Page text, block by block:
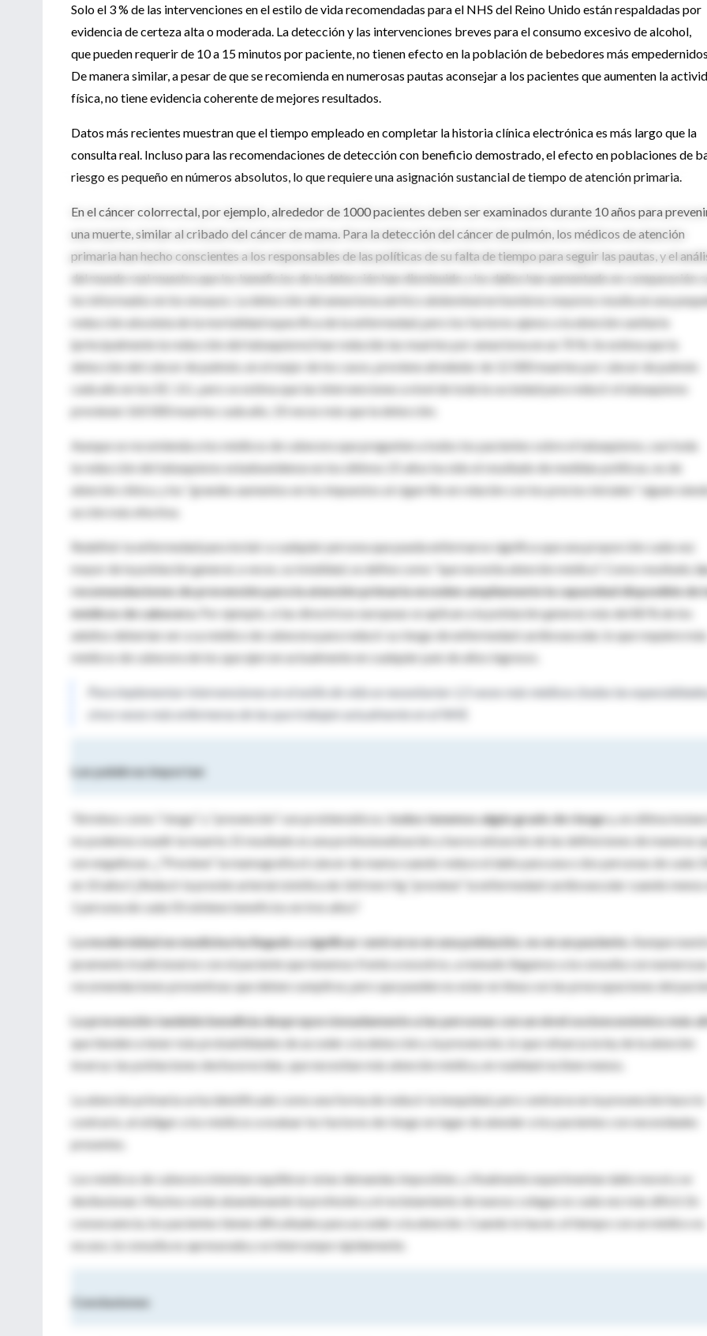
Solo el 3 % de las intervenciones en el estilo de vida recomendadas para el NHS del Reino Unido están respaldadas por
evidencia de certeza alta o moderada. La detección y las intervenciones breves para el consumo excesivo de alcohol,
que pueden requerir de 10 a 15 minutos por paciente, no tienen efecto en la población de bebedores más empedernidos.
De manera similar, a pesar de que se recomienda en numerosas pautas aconsejar a los pacientes que aumenten la
física, no tiene evidencia coherente de mejores resultados.
Datos más recientes muestran que el tiempo empleado en completar la historia clínica electrónica es más largo que la
consulta real. Incluso para las recomendaciones de detección con beneficio demostrado, el efecto en poblaciones de
riesgo es pequeño en números absolutos, lo que requiere una asignación sustancial de tiempo de atención primaria.
En el cáncer colorrectal, por ejemplo, alrededor de 1000 pacientes deben ser examinados durante 10 años para
una muerte, similar al cribado del cáncer de mama. Para la detección del cáncer de pulmón, los médicos de atención
primaria han hecho conscientes a los responsables de las políticas de su falta de tiempo para seguir las pautas, y el
del mundo real muestra que los beneficios de la detección han disminuido y los daños han aumentado en comparación
los informados en los ensayos. La detección del aneurisma aórtico abdominal en hombres mayores resulta en una
reducción absoluta de la mortalidad específica de la enfermedad, pero los factores ajenos a la atención sanitaria
(principalmente la reducción del tabaquismo) han reducido las muertes por aneurisma en un 70 %. Se estima que la
detección del cáncer de pulmón, en el mejor de los casos, previene alrededor de 12 000 muertes por cáncer de pulmón
cada año en los EE. UU., pero se estima que las intervenciones a nivel de toda la sociedad para reducir el tabaquismo
previenen 160 000 muertes cada año, 10 veces más que la detección.
Aunque se recomienda a los médicos de cabecera que pregunten a todos los pacientes sobre el tabaquismo, casi toda
la reducción del tabaquismo estadounidense en los últimos 25 años ha sido el resultado de medidas políticas, no de
atención clínica, y los “grandes aumentos en los impuestos al cigarrillo en relación con los precios iniciales” siguen
acción más efectiva.
Redefinir la enfermedad para incluir a cualquier persona que pueda enfermarse significa que una proporción cada vez
mayor de la población general, a veces, su totalidad, se define como "que necesita atención médica". Como resultado,
recomendaciones de prevención para la atención primaria exceden ampliamente la capacidad disponible de
médicos de cabecera . Por ejemplo, si las directrices europeas se aplican a la población general, más del 80 % de los
adultos deberían ver a su médico de cabecera para reducir su riesgo de enfermedad cardiovascular, lo que requiere más
médicos de cabecera de los que ejercen actualmente en cualquier país de altos ingresos.
Para implementar intervenciones en el estilo de vida se necesitarían 1,5 veces más médicos (todas las
cinco veces más enfermeras de las que trabajan actualmente en el NHS.
Las palabras importan
Términos como “riesgo” y “prevención” son problemáticos; todos tenemos algún grado de riesgoy, en última
no podemos evadir la muerte. El resultado es una profesionalización y burocratización de las definiciones de maneras
son engañosas. ¿“Previene” la mamografía el cáncer de mama cuando reduce el daño para una o dos personas de cada
en 10 años?¿Reducir la presión arterial sistólica de 160 mm Hg “previene” la enfermedad cardiovascular cuando menos
1 persona de cada 50 obtiene beneficios en tres años?
La modernidad en medicina ha llegado a significar centrarse en una población, no en un paciente. Aunque
juramento tradicional es con el paciente que tenemos frente a nosotros, a menudo llegamos a la consulta con numerosas
recomendaciones preventivas que deben cumplirse, pero que pueden no estar en línea con las preocupaciones del
La prevención también beneficia desproporcionadamente a las personas con un nivel socioeconómico más
que tienden a tener más probabilidades de acceder a la detección y la prevención, lo que refuerza la ley de la atención
inversa: las poblaciones desfavorecidas, que necesitan más atención médica, en realidad reciben menos.
La atención primaria se ha identificado como una forma de reducir la inequidad, pero centrarse en la prevención hace lo
contrario, al obligar a los médicos a evaluar los factores de riesgo en lugar de atender a los pacientes con necesidades
presentes.
Los médicos de cabecera intentan equilibrar estas demandas imposibles, y finalmente experimentan daño moral y se
desilusionan. Muchos están abandonando la profesión y el reclutamiento de nuevos colegas es cada vez más difícil. En
consecuencia, los pacientes tienen dificultades para acceder a la atención. Cuando lo hacen, el tiempo con un médico es
escaso, la consulta es apresurada y se interrumpe rápidamente.
Conclusiones